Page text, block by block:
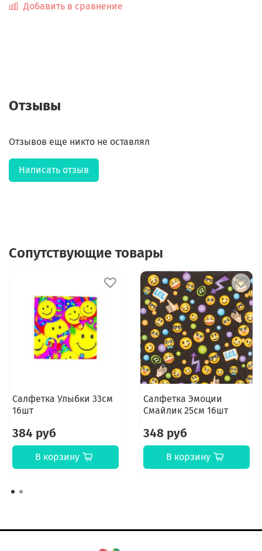
Добавить в сравнение
Отзывы
Отзывов еще никто не оставлял
Написать отзыв
Сопутствующие товары
Салфетка Улыбки 33см
16шт
384 руб
В корзину
Салфетка Эмоции
Смайлик 25см 16шт
348 руб
В корзину